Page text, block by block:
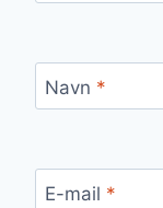
Navn *
E-mail *